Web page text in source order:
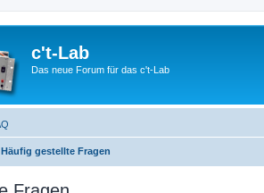
c't-Lab
Das neue Forum für das c't-Lab
Häufig gestellte Fragen